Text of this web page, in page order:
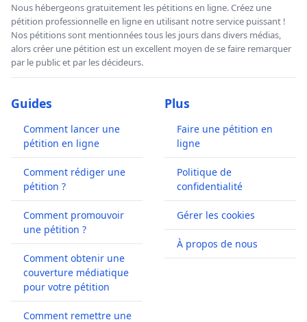
Nous hébergeons gratuitement les pétitions en ligne. Créez une
pétition professionnelle en ligne en utilisant notre service puissant !
Nos pétitions sont mentionnées tous les jours dans divers médias,
alors créer une pétition est un excellent moyen de se faire remarquer
par le public et par les décideurs.
Guides
Comment lancer une
pétition en ligne
Comment rédiger une
pétition ?
Comment promouvoir
une pétition ?
Comment obtenir une
couverture médiatique
pour votre pétition
Comment remettre une
Plus
Faire une pétition en
ligne
Politique de
confidentialité
Gérer les cookies
À propos de nous